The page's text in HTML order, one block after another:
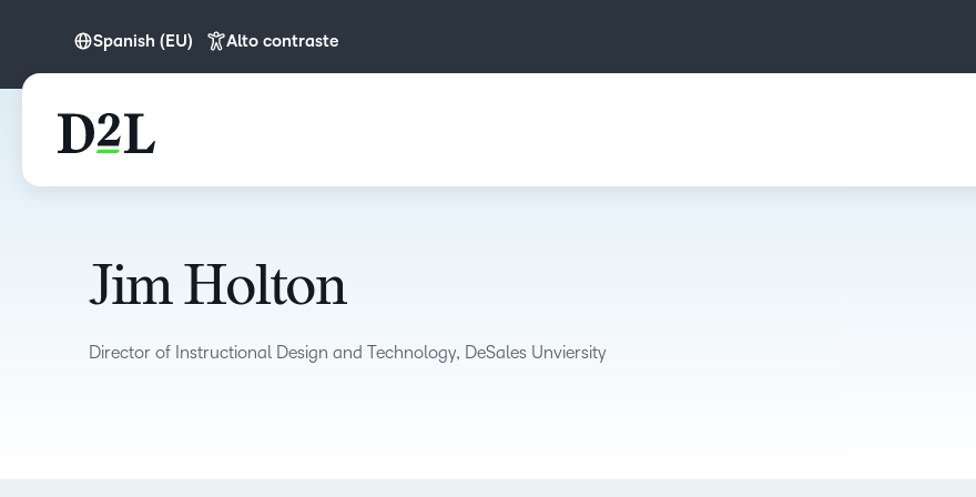
Spanish (EU)
Spanish (EU)
Alto contraste
Jim Holton
Director of Instructional Design and Technology, DeSales Unviersity